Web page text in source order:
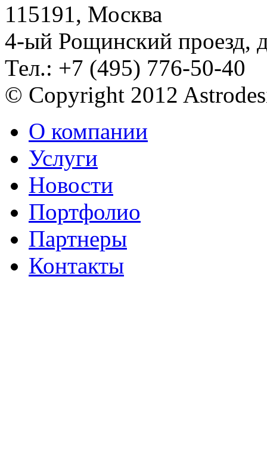
115191, Москва
4-ый Рощинский проезд,
Тел.: +7 (495) 776-50-40
© Copyright 2012
О компании
Услуги
Новости
Портфолио
Партнеры
Контакты